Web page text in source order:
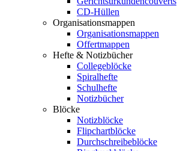
CD-Hüllen
Organisationsmappen
Organisationsmappen
Offertmappen
Hefte & Notizbücher
Collegeblöcke
Spiralhefte
Schulhefte
Notizbücher
Blöcke
Notizblöcke
Flipchartblöcke
Durchschreibeblöcke